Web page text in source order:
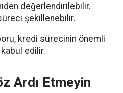
değerlendirilebilir.
şekillenebilir.
kredi sürecinin önemli
edilir.
Ardı Etmeyin